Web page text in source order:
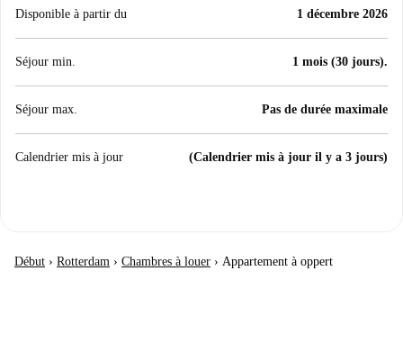
Disponible à partir du 1 décembre 2026
Séjour min. 1 mois (30 jours).
Séjour max. Pas de durée maximale
Calendrier mis à jour (Calendrier mis à jour il y a 3 jours)
Début › Rotterdam › Chambres à louer › Appartement à oppert